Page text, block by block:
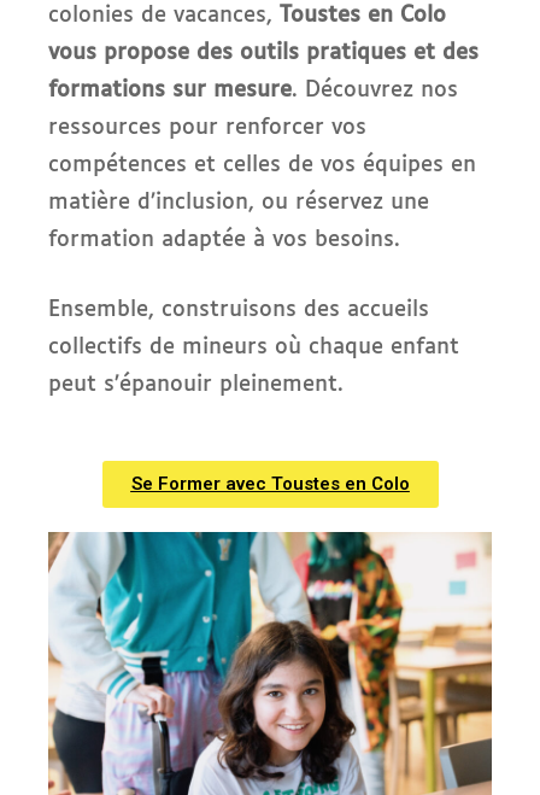
colonies de vacances,
Toustes en Colo
vous propose des outils pratiques et des
formations sur mesure. Découvrez nos
ressources pour renforcer vos
compétences et celles de vos équipes en
matière d’inclusion, ou réservez une
formation adaptée à vos besoins.
Ensemble, construisons des accueils
collectifs de mineurs où chaque enfant
peut s’épanouir pleinement.
Se Former avec Toustes en Colo